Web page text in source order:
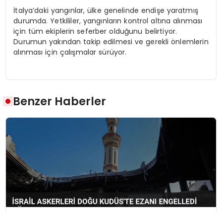
İtalya’daki yangınlar, ülke genelinde endişe yaratmış
durumda. Yetkililer, yangınların kontrol altına alınması
için tüm ekiplerin seferber olduğunu belirtiyor.
Durumun yakından takip edilmesi ve gerekli önlemlerin
alınması için çalışmalar sürüyor.
Benzer Haberler